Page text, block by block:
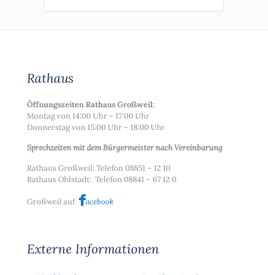
Rathaus
Öffnungszeiten Rathaus Großweil:
Montag von 14:00 Uhr – 17:00 Uhr
Donnerstag von 15:00 Uhr – 18:00 Uhr
Sprechzeiten mit dem Bürgermeister nach Vereinbarung
Rathaus Großweil: Telefon 08851 – 12 10
Rathaus Ohlstadt: Telefon 08841 – 67 12 0
Großweil auf acebook
Externe Informationen